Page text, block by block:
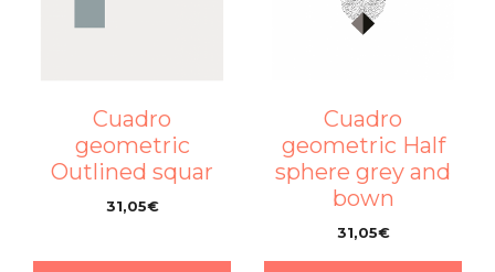
Cuadro
geometric
Outlined squar
31,05€
Cuadro
geometric Half
sphere grey and
bown
31,05€